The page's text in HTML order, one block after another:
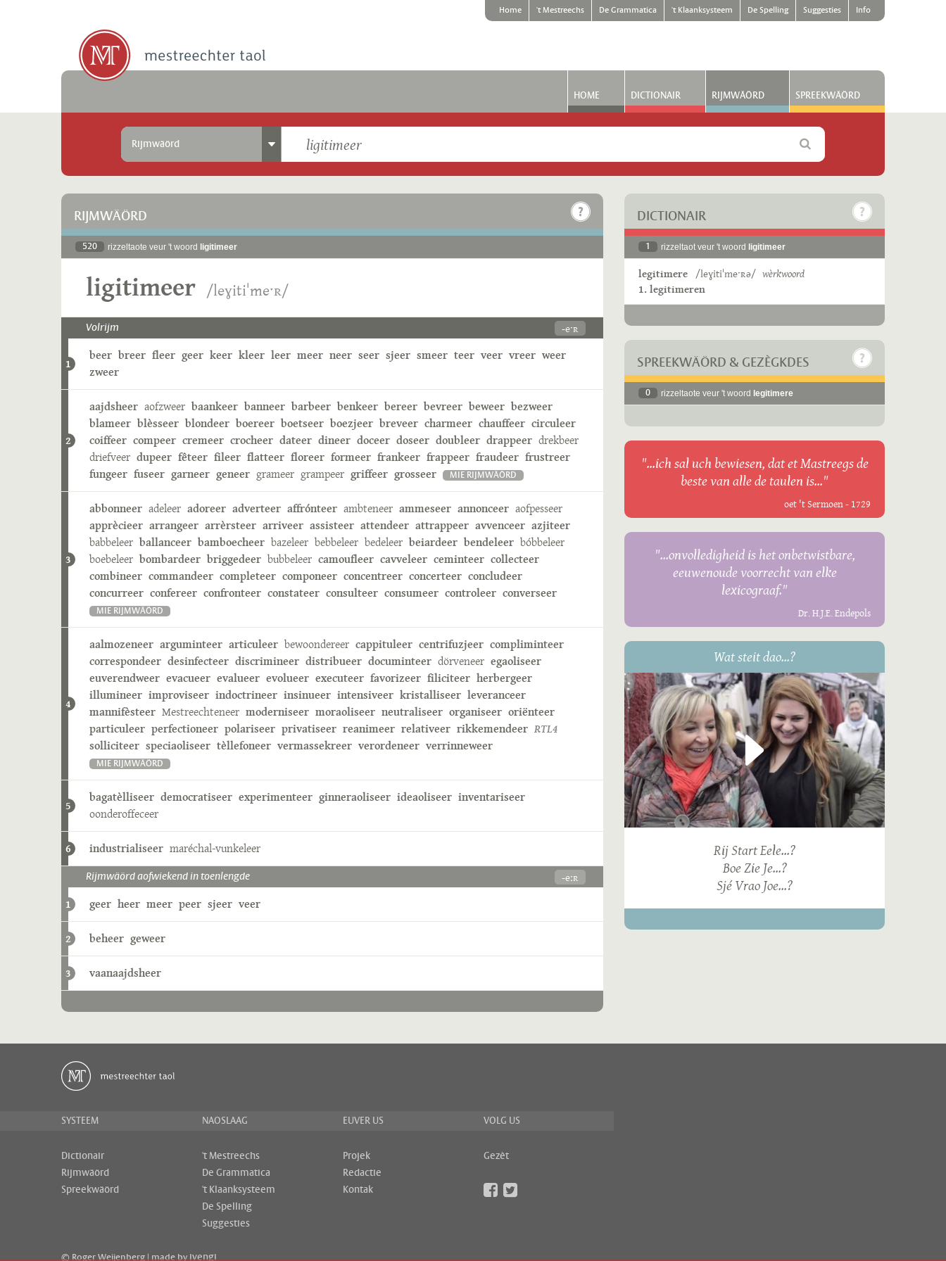
Home 't Mestreechs De Grammatica 't Klaanksysteem De Spelling Suggesties Info
HOME DICTIONAIR RIJMWÄÖRD SPREEKWÄÖRD
Rijmwäörd
RIJMWÄÖRD
520 rizzeltaote veur 't woord ligitimeer
ligitimeer /leɣitiˈmeˑʀ/
Volrijm -eˑʀ
1
beer breer fleer geer keer kleer leer meer neer seer sjeer smeer teer veer vreer weer
zweer
2
aajdsheer aofzweer baankeer banneer barbeer benkeer bereer bevreer beweer bezweer
blameer blèsseer blondeer boereer boetseer boezjeer breveer charmeer chauffeer circuleer
coiffeer compeer cremeer crocheer dateer dineer doceer doseer doubleer drappeer drekbeer
driefveer dupeer fêteer fileer flatteer floreer formeer frankeer frappeer fraudeer frustreer
fungeer fuseer garneer geneer grameer grampeer griffeer grosseer MIE RIJMWÄÖRD
3
abbonneer adeleer adoreer adverteer affrónteer ambteneer ammeseer annonceer aofpesseer
apprècieer arrangeer arrèrsteer arriveer assisteer attendeer attrappeer avvenceer azjiteer
babbeleer ballanceer bamboecheer bazeleer bebbeleer bedeleer beiardeer bendeleer bóbbeleer
boebeleer bombardeer briggedeer bubbeleer camoufleer cavveleer ceminteer collecteer
combineer commandeer completeer componeer concentreer concerteer concludeer
concurreer confereer confronteer constateer consulteer consumeer controleer converseer
MIE RIJMWÄÖRD
4
aalmozeneer arguminteer articuleer bewoondereer cappituleer centrifuzjeer compliminteer
correspondeer desinfecteer discrimineer distribueer documinteer dörveneer egaoliseer
euverendweer evacueer evalueer evolueer executeer favorizeer filiciteer herbergeer
illumineer improviseer indoctrineer insinueer intensiveer kristalliseer leveranceer
mannifèsteer Mestreechteneer moderniseer moraoliseer neutraliseer organiseer oriënteer
particuleer perfectioneer polariseer privatiseer reanimeer relativeer rikkemendeer RTL4
solliciteer speciaoliseer tèllefoneer vermassekreer verordeneer verrinneweer
MIE RIJMWÄÖRD
5
bagatèlliseer democratiseer experimenteer ginneraoliseer ideaoliseer inventariseer
oonderoffeceer
6 industrialiseer maréchal-vunkeleer
Rijmwäörd aofwiekend in toenlengde -eːʀ
1 geer heer meer peer sjeer veer
2 beheer geweer
3 vaanaajdsheer
DICTIONAIR
1 rizzeltaot veur 't woord ligitimeer
legitimere /leɣitiˈmeˑʀə/ wèrkwoord
1. legitimeren
SPREEKWÄÖRD & GEZÈGKDES
0 rizzeltaote veur 't woord legitimere
"...ich sal uch bewiesen, dat et Mastreegs de
beste van alle de taulen is..."
oet 't Sermoen - 1729
"...onvolledigheid is het onbetwistbare,
eeuwenoude voorrecht van elke
lexicograaf."
Dr. H.J.E. Endepols
Wat steit dao...?
Rij Start Eele...?
Boe Zie Je...?
Sjé Vrao Joe...?
SYSTEEM
Dictionair
Rijmwäörd
Spreekwäörd
NAOSLAAG
't Mestreechs
De Grammatica
't Klaanksysteem
De Spelling
Suggesties
EUVER US
Projek
Redactie
Kontak
VOLG US
Gezèt
© Roger Weijenberg | made byivengi